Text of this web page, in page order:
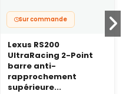
Sur commande
Lexus RS200
UltraRacing 2-Point
barre anti-
rapprochement
supérieure...